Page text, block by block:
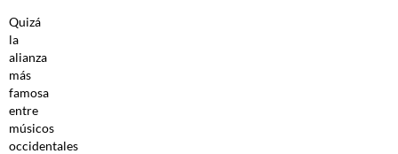
Quizá
la
alianza
más
famosa
entre
músicos
occidentales